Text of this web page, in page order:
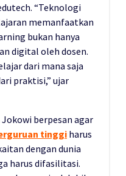
“Teknologi
memanfaatkan
bukan hanya
digital oleh dosen.
dari mana saja
praktisi,” ujar
berpesan agar
tinggiharus
dengan dunia
harus difasilitasi.